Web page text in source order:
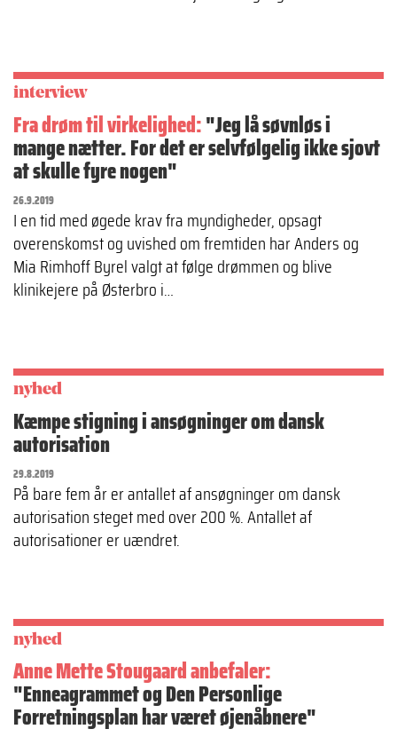
interview
Fra drøm til virkelighed:"Jeg lå søvnløs i
mange nætter. For det er selvfølgelig ikke sjovt
at skulle fyre nogen"
26.9.2019
I en tid med øgede krav fra myndigheder, opsagt
overenskomst og uvished om fremtiden har Anders og
Mia Rimhoff Byrel valgt at følge drømmen og blive
klinikejere på Østerbro i…
nyhed
Kæmpe stigning i ansøgninger om dansk
autorisation
29.8.2019
På bare fem år er antallet af ansøgninger om dansk
autorisation steget med over 200 %. Antallet af
autorisationer er uændret.
nyhed
Anne Mette Stougaard anbefaler:
"Enneagrammet og Den Personlige
Forretningsplan har været øjenåbnere"